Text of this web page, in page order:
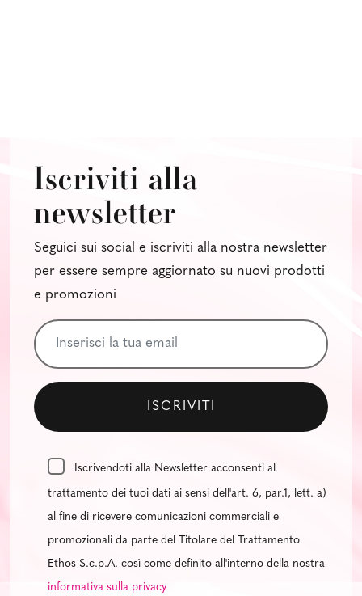
Iscriviti alla
newsletter
Seguici sui social e iscriviti alla nostra newsletter
per essere sempre aggiornato su nuovi prodotti
e promozioni
Iscrivendoti alla Newsletter acconsenti al
trattamento dei tuoi dati ai sensi dell'art. 6, par.1, lett. a)
al fine di ricevere comunicazioni commerciali e
promozionali da parte del Titolare del Trattamento
Ethos S.c.p.A. così come definito all'interno della nostra
informativa sulla privacy